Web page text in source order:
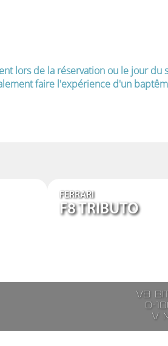
lors de la réservation ou le jour du
faire l'expérience d'un
FERRARI
F8 TRIBUTO
V8
0-
V